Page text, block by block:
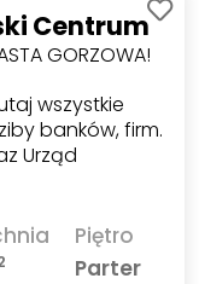
Centrum
GORZOWA!
wszystkie
banków, firm.
Urząd
Piętro
Parter